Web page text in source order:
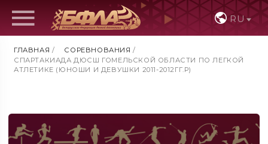
RU
ГЛАВНАЯ / СОРЕВНОВАНИЯ /
СПАРТАКИАДА ДЮСШ ГОМЕЛЬСКОЙ ОБЛАСТИ ПО ЛЕГКОЙ
АТЛЕТИКЕ (ЮНОШИ И ДЕВУШКИ 2011-2012ГГ.Р)